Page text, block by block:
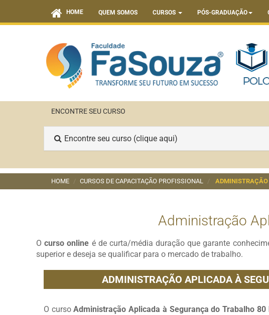
HOME QUEM SOMOS CURSOS PÓS-GRADUAÇÃO
ENCONTRE SEU CURSO
Encontre seu curso (clique aqui)
HOME CURSOS DE CAPACITAÇÃO PROFISSIONAL
Administração
Ocurso online é de curta/média duração que garante
superior e deseja se qualificar para o mercado de trabalho.
ADMINISTRAÇÃO APLICADA À
O cursoAdministração Aplicada à Segurança do Trabalho 80